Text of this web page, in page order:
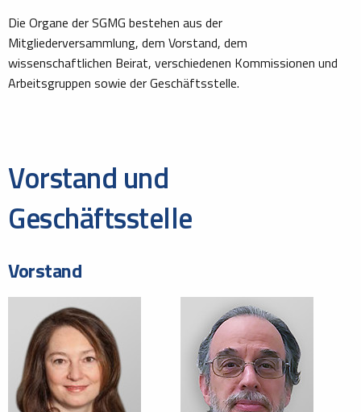
Die Organe der SGMG bestehen aus der
Mitgliederversammlung, dem Vorstand, dem
wissenschaftlichen Beirat, verschiedenen Kommissionen und
Arbeitsgruppen sowie der Geschäftsstelle.
Vorstand und
Geschäftsstelle
Vorstand